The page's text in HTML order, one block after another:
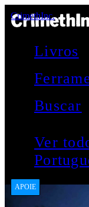
CrimethInc.
Livros
Buscar
Ver
APOIE